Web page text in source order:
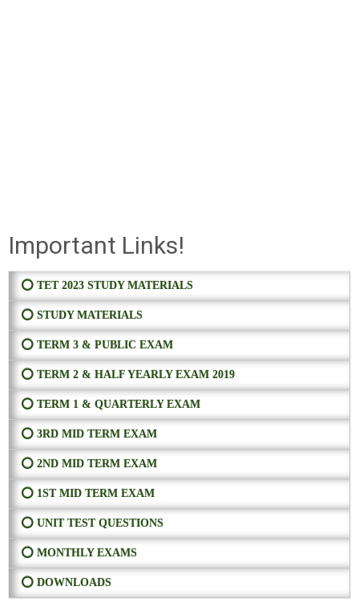
Important Links!
⭕ TET 2023 STUDY MATERIALS
⭕ STUDY MATERIALS
⭕ TERM 3 & PUBLIC EXAM
⭕ TERM 2 & HALF YEARLY EXAM 2019
⭕ TERM 1 & QUARTERLY EXAM
⭕ 3RD MID TERM EXAM
⭕ 2ND MID TERM EXAM
⭕ 1ST MID TERM EXAM
⭕ UNIT TEST QUESTIONS
⭕ MONTHLY EXAMS
⭕ DOWNLOADS